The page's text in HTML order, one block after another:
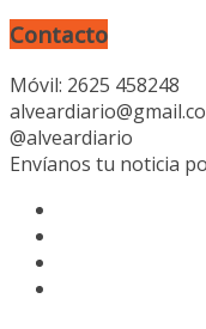
Contacto
Móvil: 2625 458248
@alveardiario
Envíanos tu noticia